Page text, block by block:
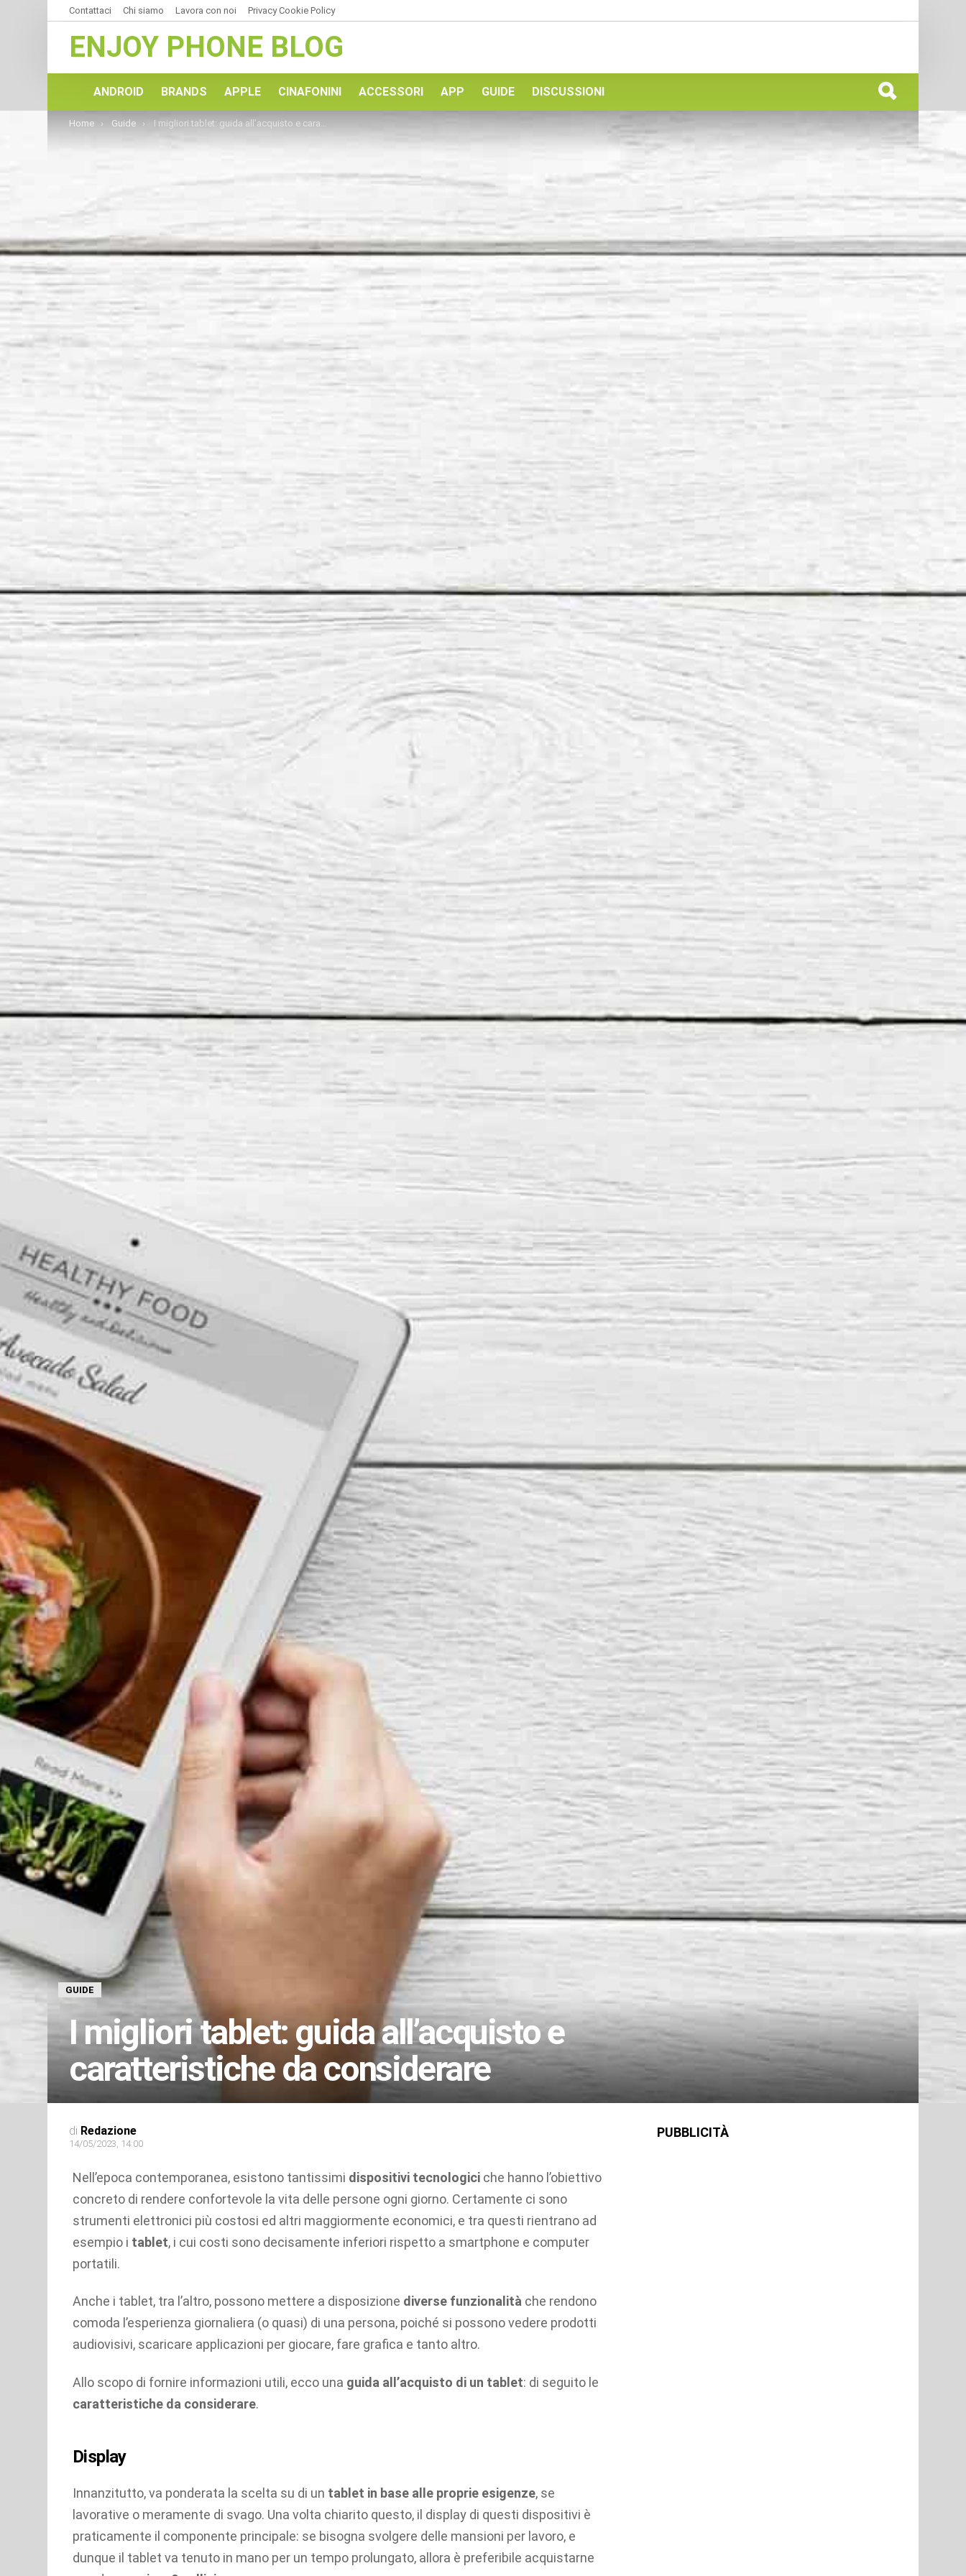
Contattaci Chi siamo Lavora con noi Privacy Cookie Policy
ENJOY PHONE BLOG
ANDROID BRANDS APPLE CINAFONINI ACCESSORI APP GUIDE DISCUSSIONI
You are here:
Home Guide I migliori tablet: guida all’acquisto e caratteristiche da considerare
GUIDE
I migliori tablet: guida all’acquisto e
caratteristiche da considerare
di Redazione
14/05/2023, 14:00
Nell’epoca contemporanea, esistono tantissimi dispositivi tecnologici che hanno l’obiettivo
concreto di rendere confortevole la vita delle persone ogni giorno. Certamente ci sono
strumenti elettronici più costosi ed altri maggiormente economici, e tra questi rientrano ad
esempio i tablet, i cui costi sono decisamente inferiori rispetto a smartphone e computer
portatili.
Anche i tablet, tra l’altro, possono mettere a disposizione diverse funzionalità che rendono
comoda l’esperienza giornaliera (o quasi) di una persona, poiché si possono vedere prodotti
audiovisivi, scaricare applicazioni per giocare, fare grafica e tanto altro.
Allo scopo di fornire informazioni utili, ecco una guida all’acquisto di un tablet: di seguito le
caratteristiche da considerare.
Display
Innanzitutto, va ponderata la scelta su di un tablet in base alle proprie esigenze, se
lavorative o meramente di svago. Una volta chiarito questo, il display di questi dispositivi è
praticamente il componente principale: se bisogna svolgere delle mansioni per lavoro, e
dunque il tablet va tenuto in mano per un tempo prolungato, allora è preferibile acquistarne
PUBBLICITÀ